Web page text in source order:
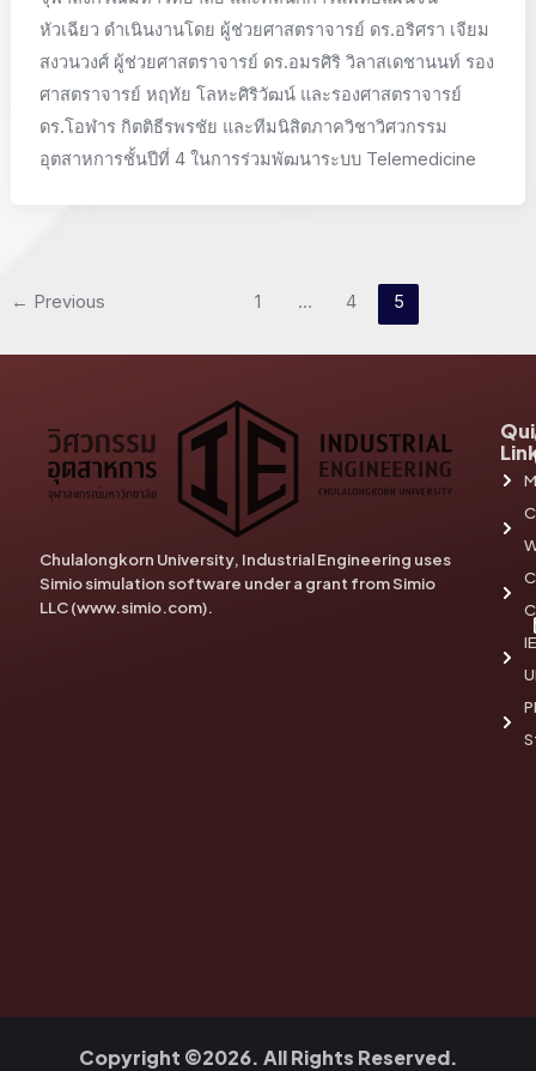
หัวเฉียว ดำเนินงานโดย ผู้ช่วยศาสตราจารย์ ดร.อริศรา เจียม
สงวนวงศ์ ผู้ช่วยศาสตราจารย์ ดร.อมรศิริ วิลาสเดชานนท์ รอง
ศาสตราจารย์ หฤทัย โลหะศิริวัฒน์ และรองศาสตราจารย์
ดร.โอฬาร กิตติธีรพรชัย และทีมนิสิตภาควิชาวิศวกรรม
อุตสาหการชั้นปีที่ 4 ในการร่วมพัฒนาระบบ Telemedicine
← Previous 1 … 4 5
Chulalongkorn University, Industrial Engineering uses
Simio simulation software under a grant from Simio
LLC (www.simio.com).
IE
PI
Copyright ©2026. All Rights Reserved.